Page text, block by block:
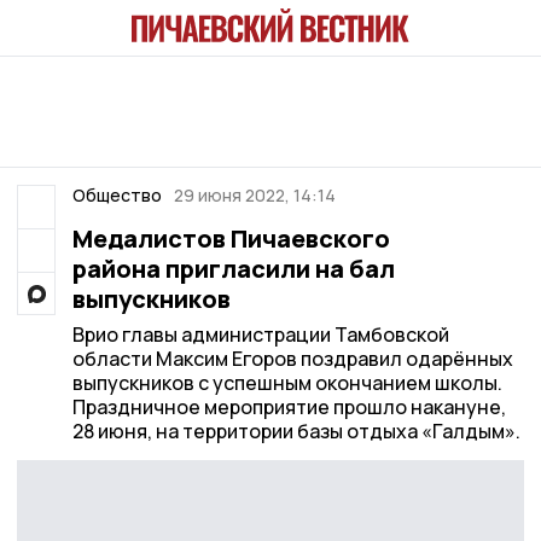
Общество 29 июня 2022, 14:14
Медалистов Пичаевского
района пригласили на бал
выпускников
Врио главы администрации Тамбовской
области Максим Егоров поздравил одарённых
выпускников с успешным окончанием школы.
Праздничное мероприятие прошло накануне,
28 июня, на территории базы отдыха «Галдым».